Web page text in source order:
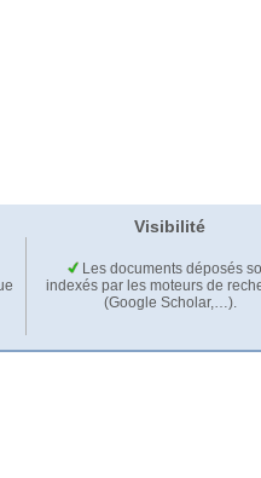
Visibilité
Les documents déposés
indexés par les moteurs de
(Google Scholar,…).